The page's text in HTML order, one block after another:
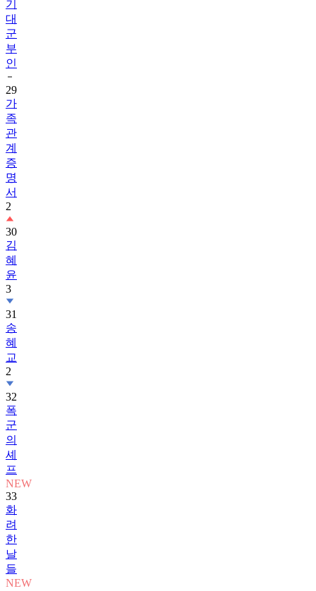
기
대
군
부
인
29
가
족
관
계
증
명
서
2
30
김
혜
윤
3
31
송
혜
교
2
32
폭
군
의
셰
프
NEW
33
화
려
한
날
들
NEW